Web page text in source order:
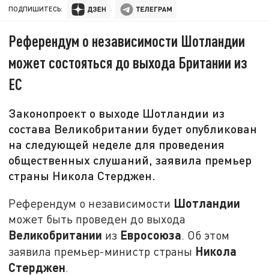
ПОДПИШИТЕСЬ:
Референдум о независимости Шотландии
может состояться до выхода Британии из
ЕС
Законопроект о выходе Шотландии из
состава Великобритании будет опубликован
на следующей неделе для проведения
общественных слушаний, заявила премьер
страны Никола Стерджен.
Референдум о независимости Шотландии
может быть проведен до выхода
Великобритании из Евросоюза. Об этом
заявила премьер-министр страны Никола
Стерджен.